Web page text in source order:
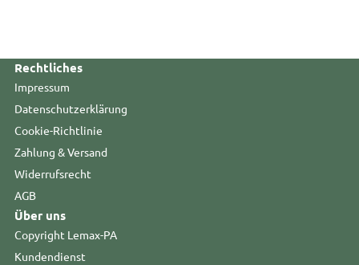
Rechtliches
Impressum
Datenschutzerklärung
Cookie-Richtlinie
Zahlung & Versand
Widerrufsrecht
AGB
Über uns
Copyright Lemax-PA
Kundendienst